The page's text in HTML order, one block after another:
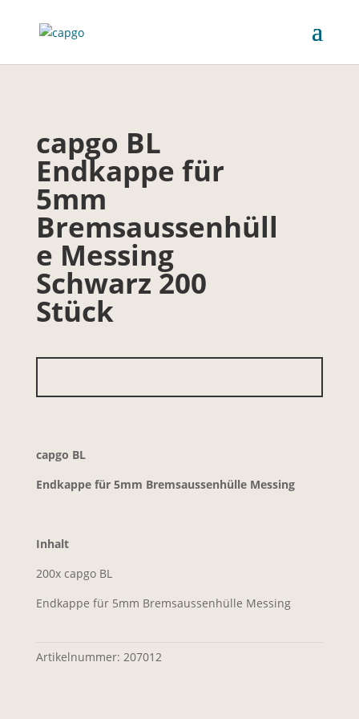
capgo BL
Endkappe für
5mm
Bremsaussenhüll
e Messing
Schwarz 200
Stück
capgo BL
Endkappe für 5mm Bremsaussenhülle Messing
Inhalt
200x capgo BL
Endkappe für 5mm Bremsaussenhülle Messing
Artikelnummer: 207012